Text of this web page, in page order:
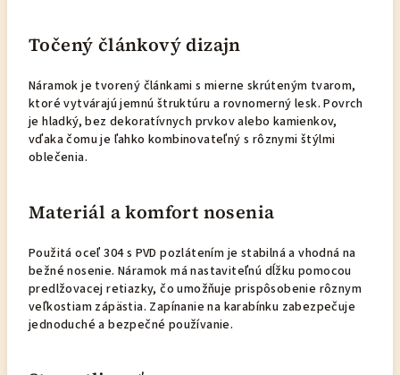
Točený článkový dizajn
Náramok je tvorený článkami s mierne skrúteným tvarom,
ktoré vytvárajú jemnú štruktúru a rovnomerný lesk. Povrch
je hladký, bez dekoratívnych prvkov alebo kamienkov,
vďaka čomu je ľahko kombinovateľný s rôznymi štýlmi
oblečenia.
Materiál a komfort nosenia
Použitá oceľ 304 s PVD pozlátením je stabilná a vhodná na
bežné nosenie. Náramok má nastaviteľnú dĺžku pomocou
predlžovacej retiazky, čo umožňuje prispôsobenie rôznym
veľkostiam zápästia. Zapínanie na karabínku zabezpečuje
jednoduché a bezpečné používanie.